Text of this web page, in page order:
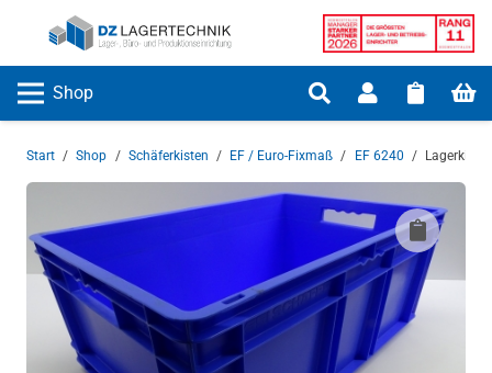
Shop
Start / Shop / Schäferkisten / EF / Euro-Fixmaß / EF 6240 / Lagerkiste